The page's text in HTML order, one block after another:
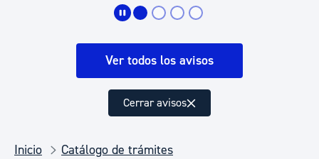
Ver todos los avisos
Cerrar avisos
Inicio
Catálogo de trámites